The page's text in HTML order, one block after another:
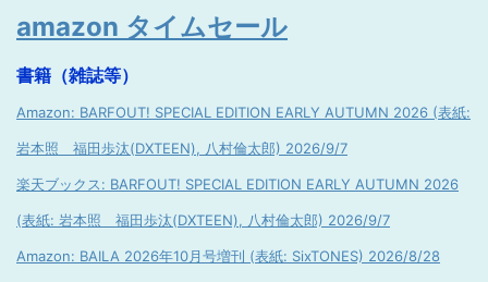
amazon タイムセール
書籍（雑誌等）
Amazon: BARFOUT! SPECIAL EDITION EARLY AUTUMN 2026 (表紙:
岩本照 福田歩汰(DXTEEN), 八村倫太郎) 2026/9/7
楽天ブックス: BARFOUT! SPECIAL EDITION EARLY AUTUMN 2026
(表紙: 岩本照 福田歩汰(DXTEEN), 八村倫太郎) 2026/9/7
Amazon: BAILA 2026年10月号増刊 (表紙: SixTONES) 2026/8/28